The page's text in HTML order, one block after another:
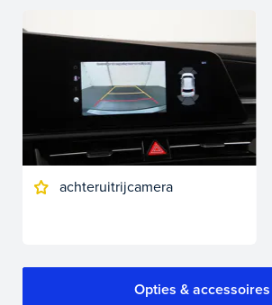
achteruitrijcamera
Opties & accessoires